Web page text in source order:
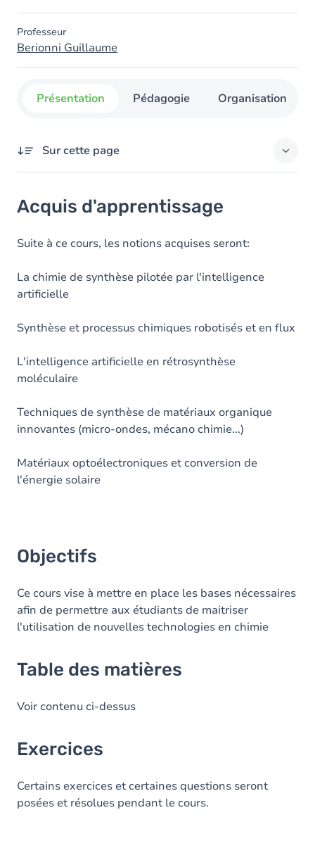
Professeur
Berionni Guillaume
Présentation Pédagogie Organisation
Sur cette page
Objectifs
Table des matières
Exercices
Acquis d'apprentissage
Suite à ce cours, les notions acquises seront:
La chimie de synthèse pilotée par l'intelligence
artificielle
Synthèse et processus chimiques robotisés et en flux
L'intelligence artificielle en rétrosynthèse
moléculaire
Techniques de synthèse de matériaux organique
innovantes (micro-ondes, mécano chimie...)
Matériaux optoélectroniques et conversion de
l'énergie solaire
Objectifs
Ce cours vise à mettre en place les bases nécessaires
afin de permettre aux étudiants de maitriser
l'utilisation de nouvelles technologies en chimie
Table des matières
Voir contenu ci-dessus
Exercices
Certains exercices et certaines questions seront
posées et résolues pendant le cours.